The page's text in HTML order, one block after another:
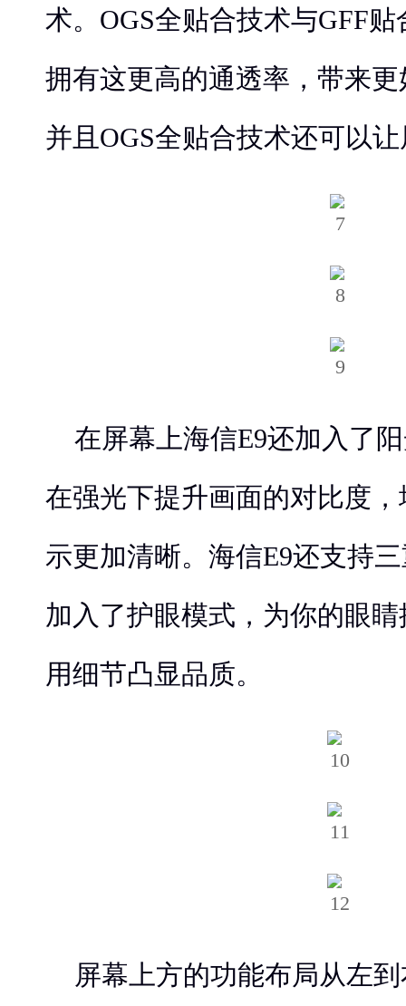
术。OGS全贴合技术与GFF
拥有这更高的通透率，带来
并且OGS全贴合技术还可以
在屏幕上海信E9还加入了
在强光下提升画面的对比度
示更加清晰。海信E9还支持
加入了护眼模式，为你的眼
用细节凸显品质。
屏幕上方的功能布局从左